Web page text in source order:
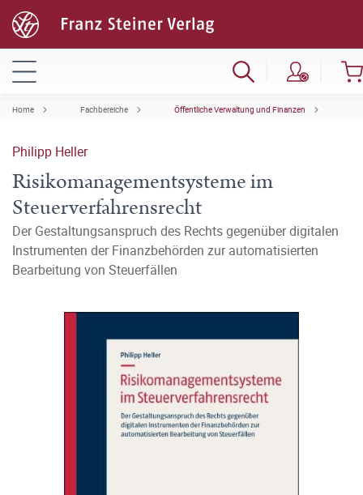
Home Fachbereiche Öffentliche Verwaltung und Finanzen
Philipp Heller
Risikomanagementsysteme im
Steuerverfahrensrecht
Der Gestaltungsanspruch des Rechts gegenüber digitalen
Instrumenten der Finanzbehörden zur automatisierten
Bearbeitung von Steuerfällen